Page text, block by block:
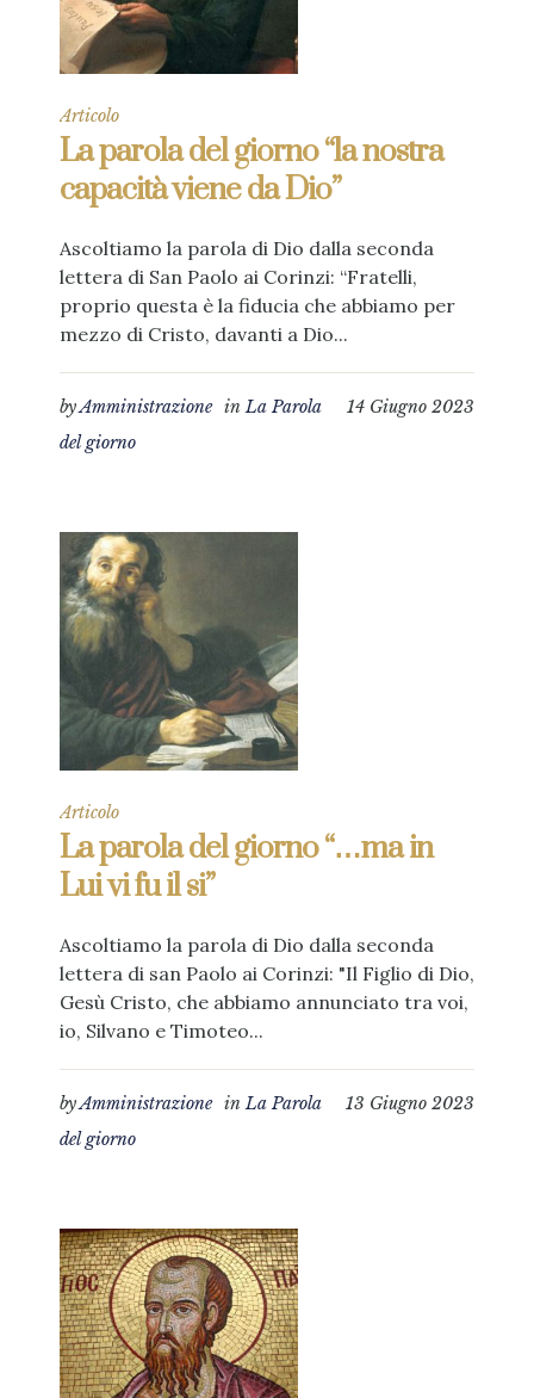
Articolo
La parola del giorno “la nostra
capacità viene da Dio”
Ascoltiamo la parola di Dio dalla seconda
lettera di San Paolo ai Corinzi: “Fratelli,
proprio questa è la fiducia che abbiamo per
mezzo di Cristo, davanti a Dio...
14 Giugno 2023
byAmministrazione inLa Parola
del giorno
Articolo
La parola del giorno “…ma in
Lui vi fu il si”
Ascoltiamo la parola di Dio dalla seconda
lettera di san Paolo ai Corinzi: "Il Figlio di Dio,
Gesù Cristo, che abbiamo annunciato tra voi,
io, Silvano e Timoteo...
13 Giugno 2023
byAmministrazione inLa Parola
del giorno